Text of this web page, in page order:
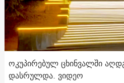
ოკუპირებულ ცხინვალში
დასრულდა. ვიდეო